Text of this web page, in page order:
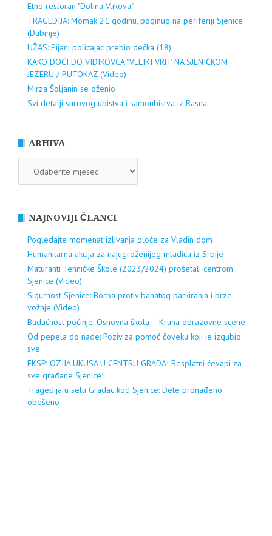
Etno restoran "Dolina Vukova"
TRAGEDIJA: Momak 21 godinu, poginuo na periferiji Sjenice
(Dubinje)
UŽAS: Pijani policajac prebio dečka (18)
KAKO DOĆI DO VIDIKOVCA "VELIKI VRH" NA SJENIČKOM
JEZERU / PUTOKAZ (Video)
Mirza Šoljanin se oženio
Svi detalji surovog ubistva i samoubistva iz Rasna
ARHIVA
NAJNOVIJI ČLANCI
Pogledajte momenat izlivanja ploče za Vladin dom
Humanitarna akcija za najugroženijeg mladića iz Srbije
Maturanti Tehničke Škole (2023/2024) prošetali centrom
Sjenice (Video)
Sigurnost Sjenice: Borba protiv bahatog parkiranja i brze
vožnje (Video)
Budućnost počinje: Osnovna škola – Kruna obrazovne scene
Od pepela do nade: Poziv za pomoć čoveku koji je izgubio
sve
EKSPLOZIJA UKUSA U CENTRU GRADA! Besplatni ćevapi za
sve građane Sjenice!
Tragedija u selu Gradac kod Sjenice: Dete pronađeno
obešeno